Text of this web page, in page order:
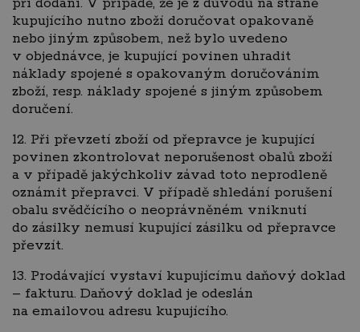
kupujícího nutno zboží doručovat opakovaně
nebo jiným způsobem, než bylo uvedeno
v objednávce, je kupující povinen uhradit
náklady spojené s opakovaným doručováním
zboží, resp. náklady spojené s jiným způsobem
doručení.
12. Při převzetí zboží od přepravce je kupující
povinen zkontrolovat neporušenost obalů zboží
a v případě jakýchkoliv závad toto neprodleně
oznámit přepravci. V případě shledání porušení
obalu svědčícího o neoprávněném vniknutí
do zásilky nemusí kupující zásilku od přepravce
převzít.
13. Prodávající vystaví kupujícímu daňový doklad
– fakturu. Daňový doklad je odeslán
na emailovou adresu kupujícího.